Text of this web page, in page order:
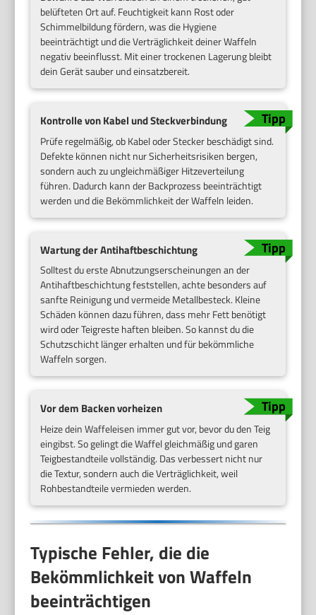
belüfteten Ort auf. Feuchtigkeit kann Rost oder
Schimmelbildung fördern, was die Hygiene
beeinträchtigt und die Verträglichkeit deiner Waffeln
negativ beeinflusst. Mit einer trockenen Lagerung bleibt
dein Gerät sauber und einsatzbereit.
Kontrolle von Kabel und Steckverbindung
Prüfe regelmäßig, ob Kabel oder Stecker beschädigt sind.
Defekte können nicht nur Sicherheitsrisiken bergen,
sondern auch zu ungleichmäßiger Hitzeverteilung
führen. Dadurch kann der Backprozess beeinträchtigt
werden und die Bekömmlichkeit der Waffeln leiden.
Wartung der Antihaftbeschichtung
Solltest du erste Abnutzungserscheinungen an der
Antihaftbeschichtung feststellen, achte besonders auf
sanfte Reinigung und vermeide Metallbesteck. Kleine
Schäden können dazu führen, dass mehr Fett benötigt
wird oder Teigreste haften bleiben. So kannst du die
Schutzschicht länger erhalten und für bekömmliche
Waffeln sorgen.
Vor dem Backen vorheizen
Heize dein Waffeleisen immer gut vor, bevor du den Teig
eingibst. So gelingt die Waffel gleichmäßig und garen
Teigbestandteile vollständig. Das verbessert nicht nur
die Textur, sondern auch die Verträglichkeit, weil
Rohbestandteile vermieden werden.
Typische Fehler, die die
Bekömmlichkeit von Waffeln
beeinträchtigen